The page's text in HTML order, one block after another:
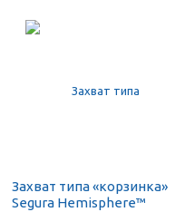
Захват типа «корзинка»
Segura Hemisphere™